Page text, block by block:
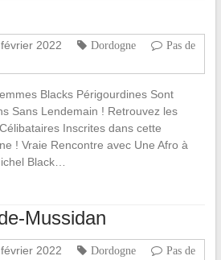
2022 Dordogne
Pas de
Blacks Périgourdines Sont
Sans Lendemain ! Retrouvez les
Inscrites dans cette
! Vraie Rencontre avec Une Afro à
Black…
Mussidan
2022 Dordogne
Pas de